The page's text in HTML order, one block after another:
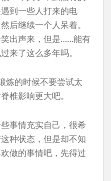
到一些人打来的电
后继续一个人呆着。
出声来，但是……能有
来了这么多年吗。
炼的时候不要尝试太
椎影响更大吧。
事情充实自己，很希
种状态，但是却不知
做的事情吧，先得过